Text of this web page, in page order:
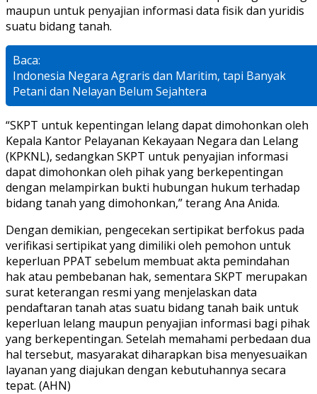
maupun untuk penyajian informasi data fisik dan yuridis
suatu bidang tanah.
Baca:
Indonesia Negara Agraris dan Maritim, tapi Banyak
Petani dan Nelayan Belum Sejahtera
“SKPT untuk kepentingan lelang dapat dimohonkan oleh
Kepala Kantor Pelayanan Kekayaan Negara dan Lelang
(KPKNL), sedangkan SKPT untuk penyajian informasi
dapat dimohonkan oleh pihak yang berkepentingan
dengan melampirkan bukti hubungan hukum terhadap
bidang tanah yang dimohonkan,” terang Ana Anida.
Dengan demikian, pengecekan sertipikat berfokus pada
verifikasi sertipikat yang dimiliki oleh pemohon untuk
keperluan PPAT sebelum membuat akta pemindahan
hak atau pembebanan hak, sementara SKPT merupakan
surat keterangan resmi yang menjelaskan data
pendaftaran tanah atas suatu bidang tanah baik untuk
keperluan lelang maupun penyajian informasi bagi pihak
yang berkepentingan. Setelah memahami perbedaan dua
hal tersebut, masyarakat diharapkan bisa menyesuaikan
layanan yang diajukan dengan kebutuhannya secara
tepat. (AHN)